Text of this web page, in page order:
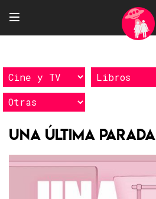
Una última parada